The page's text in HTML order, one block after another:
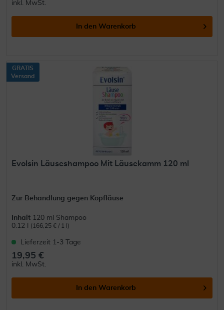
inkl. MwSt.
In den Warenkorb
GRATIS
Versand
Evolsin Läuseshampoo Mit Läusekamm 120 ml
Zur Behandlung gegen Kopfläuse
Inhalt 120 ml Shampoo
0.12 l
(166,25 € / 1 l)
Lieferzeit 1-3 Tage
19,95 €
inkl. MwSt.
In den Warenkorb